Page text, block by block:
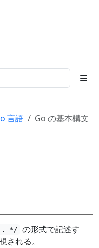
言語 Go の基本構文
*/
の形式で記述す
される。